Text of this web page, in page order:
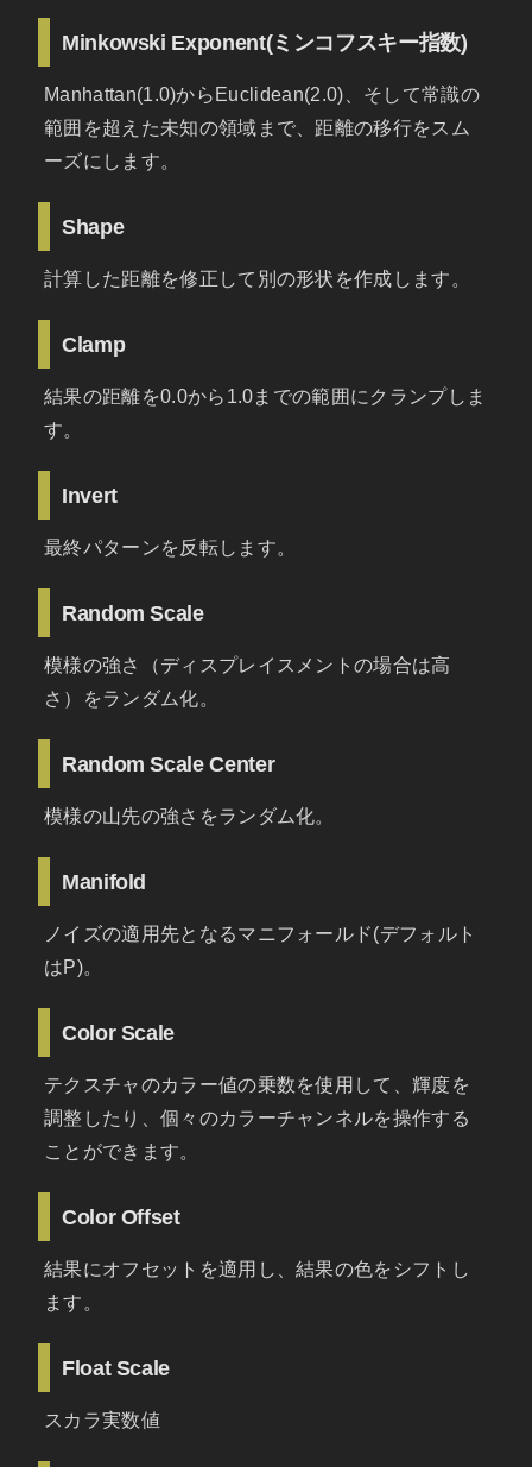
Minkowski Exponent(ミンコフスキー指数)
Manhattan(1.0)からEuclidean(2.0)、そして常識の
範囲を超えた未知の領域まで、距離の移行をスム
ーズにします。
Shape
計算した距離を修正して別の形状を作成します。
Clamp
結果の距離を0.0から1.0までの範囲にクランプしま
す。
Invert
最終パターンを反転します。
Random Scale
模様の強さ（ディスプレイスメントの場合は高
さ）をランダム化。
Random Scale Center
模様の山先の強さをランダム化。
Manifold
ノイズの適用先となるマニフォールド(デフォルト
はP)。
Color Scale
テクスチャのカラー値の乗数を使用して、輝度を
調整したり、個々のカラーチャンネルを操作する
ことができます。
Color Offset
結果にオフセットを適用し、結果の色をシフトし
ます。
Float Scale
スカラ実数値